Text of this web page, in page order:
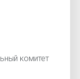
комитет